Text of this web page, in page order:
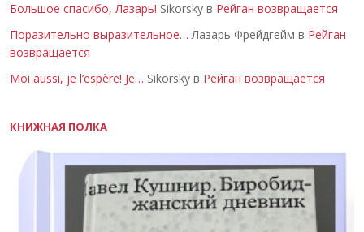
Большое спасибо, Лазарь! Sikorsky в Рейган возвращается
Поразительно выразительное… Лазарь Фрейдгейм в Рейган
возвращается
Moi aussi, je l’espère! Je… Sikorsky в Рейган возвращается
КНИЖНАЯ ПОЛКА